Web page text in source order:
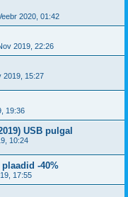
2020, 01:42
2019, 22:26
2019, 15:27
19:36
USB pulgal
10:24
-40%
17:55